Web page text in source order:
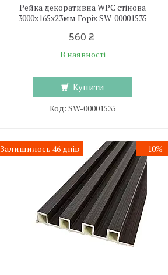
Рейка декоративна WPC стінова
3000х165х23мм Горіх SW-00001535
560 ₴
В наявності
Купити
SW-00001535
–10%
Залишилось 46 днів